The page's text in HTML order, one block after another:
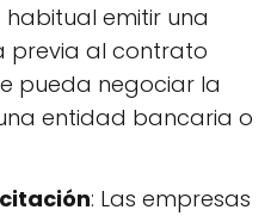
habitual emitir una
al contrato
pueda negociar la
entidad bancaria o
: Las empresas